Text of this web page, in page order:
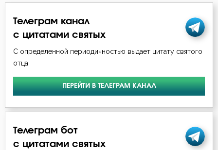
Телеграм канал
с цитатами святых
С определенной периодичностью выдает цитату святого
отца
ПЕРЕЙТИ В ТЕЛЕГРАМ КАНАЛ
Телеграм бот
с цитатами святых